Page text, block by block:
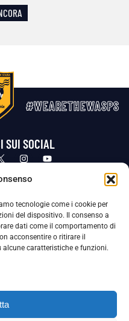
tecnologie come i cookie per
del dispositivo. Il consenso a
dati come il comportamento di
acconsentire o ritirare il
caratteristiche e funzioni.
#WEARETHEWASPS
SUI SOCIAL
(DPO), figura specializzata che vigila sulle modalità
i Suoi dati personali.
scrivere a